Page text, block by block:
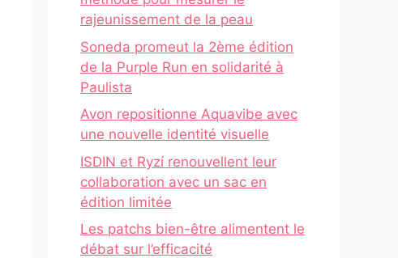
rajeunissement de la peau
Soneda promeut la 2ème édition
de la Purple Run en solidarité à
Paulista
Avon repositionne Aquavibe avec
une nouvelle identité visuelle
ISDIN et Ryzí renouvellent leur
collaboration avec un sac en
édition limitée
Les patchs bien-être alimentent le
débat sur l’efficacité